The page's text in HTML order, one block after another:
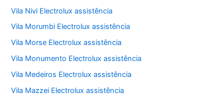
Vila Nivi Electrolux assistência
Vila Morumbi Electrolux assistência
Vila Morse Electrolux assistência
Vila Monumento Electrolux assistência
Vila Medeiros Electrolux assistência
Vila Mazzei Electrolux assistência